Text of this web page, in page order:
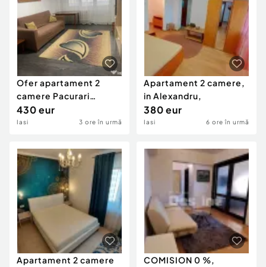
Ofer apartament 2
camere Pacurari
Kaufland
430 eur
Iasi 3 ore în urmă
Apartament 2 camere,
in Alexandru,
380 eur
Iasi 6 ore în urmă
Apartament 2 camere
COMISION 0 %,